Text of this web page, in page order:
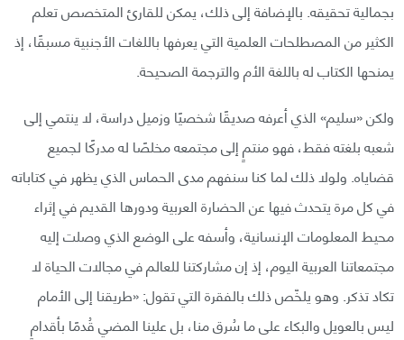
بجمالية تحقيقه. بالإضافة إلى ذلك، يمكن للقارئ المتخصص تعلم
الكثير من المصطلحات العلمية التي يعرفها باللغات الأجنبية مسبقًا، إذ
يمنحها الكتاب له باللغة الأم والترجمة الصحيحة.
ولكن «سليم» الذي أعرفه صديقًا شخصيًا وزميل دراسة، لا ينتمي إلى
شعبه بلغته فقط، فهو منتمٍ إلى مجتمعه مخلصًا له مدركًا لجميع
قضاياه. ولولا ذلك لما كنا سنفهم مدى الحماس الذي يظهر في كتاباته
في كل مرة يتحدث فيها عن الحضارة العربية ودورها القديم في إثراء
محيط المعلومات الإنسانية، وأسفه على الوضع الذي وصلت إليه
مجتمعاتنا العربية اليوم، إذ إن مشاركتنا للعالم في مجالات الحياة لا
تكاد تذكر. وهو يلخّص ذلك بالفقرة التي تقول: «طريقنا إلى الأمام
ليس بالعويل والبكاء على ما سُرق منا، بل علينا المضي قُدمًا بأقدامٍ